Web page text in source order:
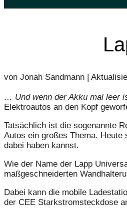
von Jonah Sandmann |
… Und wenn der Akku mal leer
Elektroautos an den Kopf
Tatsächlich ist die sogenannte
Autos ein großes Thema.
dabei haben kannst.
Wie der Name der Lapp
maßgeschneiderten
Dabei kann die mobile
der CEE Starkstromsteckdose